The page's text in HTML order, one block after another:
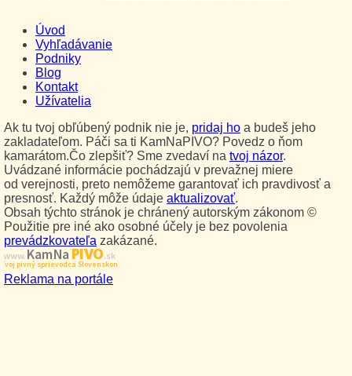
Úvod
Vyhľadávanie
Podniky
Blog
Kontakt
Užívatelia
Ak tu tvoj obľúbený podnik nie je, pridaj ho a budeš jeho
zakladateľom. Páči sa ti KamNaPIVO? Povedz o ňom
kamarátom.Čo zlepšiť? Sme zvedaví na tvoj názor.
Uvádzané informácie pochádzajú v prevažnej miere
od verejnosti, preto nemôžeme garantovať ich pravdivosť a
presnosť. Každý môže údaje aktualizovať.
Obsah týchto stránok je chránený autorským zákonom ©
Použitie pre iné ako osobné účely je bez povolenia
prevádzkovateľa zakázané.
www.Kam NaPIVO.sk
Tvoj pivný sprievodca Slovenskom
Reklama na portále